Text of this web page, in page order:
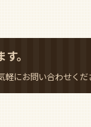
。
軽にお問い合わせくだ